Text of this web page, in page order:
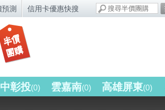
測 信用卡優惠快搜
中彰投(0) 雲嘉南(0) 高雄屏東(0)